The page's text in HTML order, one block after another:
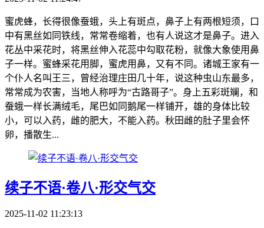
蜜虎蜂，长得很像蚕蛾，头上有斑点，鼻子上有两根短须，口
中有黑丝如同铁线，常常卷缩着，也有人说这才是鼻子。进入
花丛中采花时，将黑丝伸入花蕊中勾取花粉，就像大象使用鼻
子一样。蜜蜂采花用脚，蜜虎用鼻，又有不同。诸城王家有一
个仆人名叫王三，曾经治理庄田几十年，说这种虫山东最多，
常常成为农害，当地人称呼为“古路哥子”。身上五彩斑斓，和
蚕蛾一样长满绒毛，尾巴如同鹅尾一样铺开，雄的身体比较
小，可以入药，雌的肥大，不能入药。秋田雌的肚子里会怀
卵，播散生...
续子不语·卷八·形交气交
2025-11-02 11:23:13